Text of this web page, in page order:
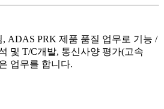
ADAS PRK 제품 품질 업무로 기능 /
및 T/C개발, 통신사양 평가(고속
업무를 합니다.